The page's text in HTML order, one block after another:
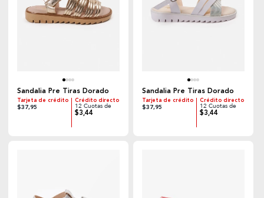
Sandalia Pre Tiras Dorado
Tarjeta de crédito
$37,95
Crédito directo
12 Cuotas de
$3,44
Sandalia Pre Tiras Dorado
Tarjeta de crédito
$37,95
Crédito directo
12 Cuotas de
$3,44